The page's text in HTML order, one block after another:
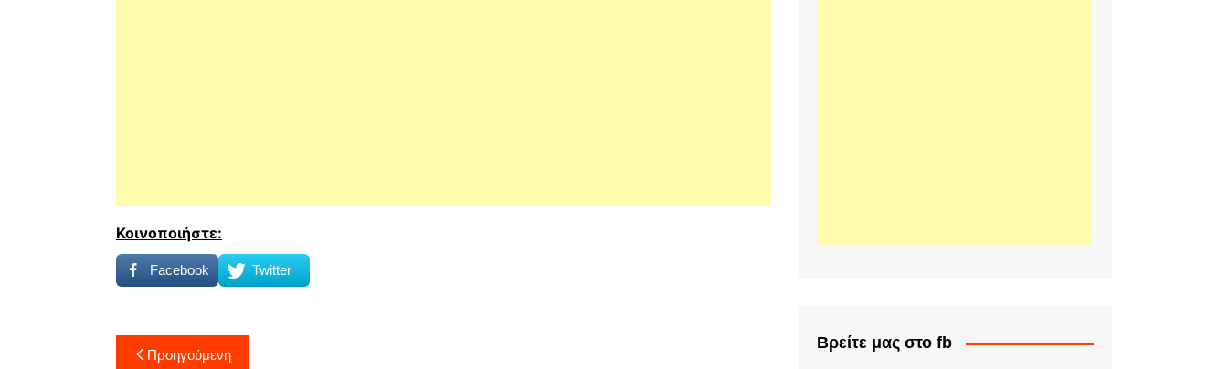
Κοινοποιήστε:
Facebook Twitter
Πλοήγηση
Προηγούμενη
Βρείτε μας στο fb